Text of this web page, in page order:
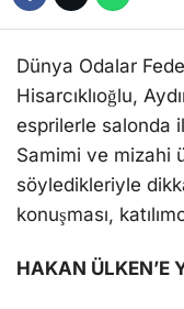
Dünya Odalar
Hisarcıklıoğlu,
esprilerle salonda
Samimi ve mizahi
söyledikleriyle
konuşması,
HAKAN ÜLKEN’E